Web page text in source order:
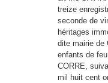
treize
seconde de
héritages
dite mairie de
enfants de
CORRE,
mil huit cent